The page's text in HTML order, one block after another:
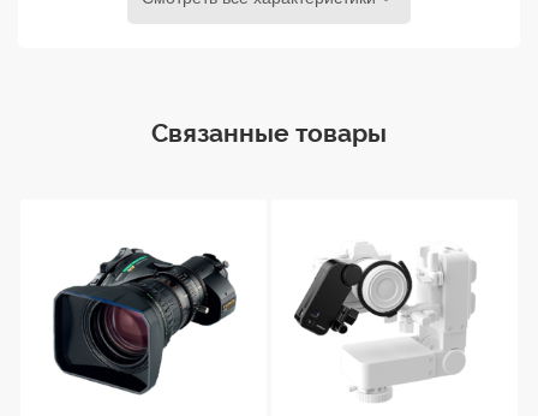
переключатель
0.7 м, 2.5 мм TRS
Габариты
80 x 55 мм
Связанные товары